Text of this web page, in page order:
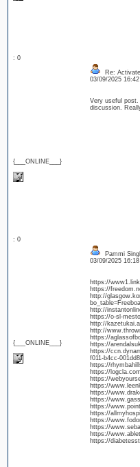
: 0
{___ONLINE___}
Re:
03/09/2025
Very useful
discussion.
: 0
{___ONLINE___}
Pammi
03/09/2025
https://
https://
http://
http://
https://o-sl-
http://
http://
https://
https://
https://
f011-b4cc-
https://
https://
https://
https://
https://
https://
https://
https://
https://
https://
https://
https://